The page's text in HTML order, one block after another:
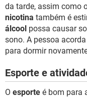
da tarde, assim como
nicotina também é
álcool possa causar
sono. A pessoa
para dormir
Esporte e
O esporte é bom para